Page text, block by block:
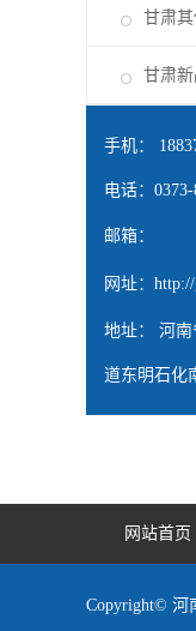
甘肃
甘肃
手机：
电话：0373-
邮箱：
网址：
地址： 河南
道东明石化
网站首页
Copyright© 河